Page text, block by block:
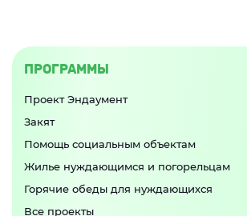
ПРОГРАММЫ
Проект Эндаумент
Закят
Помощь социальным объектам
Жилье нуждающимся и погорельцам
Горячие обеды для нуждающихся
Все проекты